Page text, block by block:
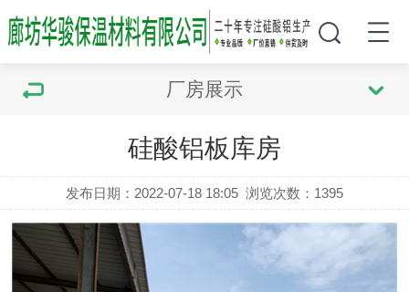
厂房展示
硅酸铝板库房
发布日期：2022-07-18 18:05 浏览次数： 1395